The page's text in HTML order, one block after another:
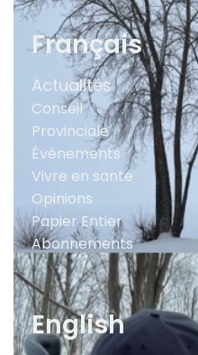
Français
Actualités
Conseil
Provinciale
Événements
Vivre en santé
Opinions
Papier Entier
Abonnements
English